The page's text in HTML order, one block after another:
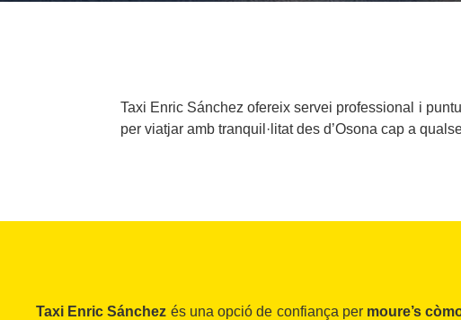
Taxi Enric Sánchez ofereix servei professional i
per viatjar amb tranquil·litat des d’Osona cap a
Taxi Enric Sánchez és una opció de confiança per moure’s